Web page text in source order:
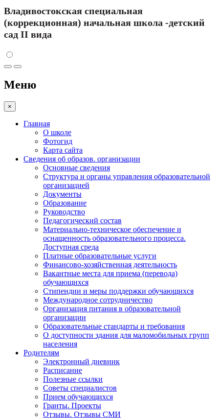
Владивостокская специальная
(коррекционная) начальная школа -детский
сад II вида
Меню
×
Главная
О школе
Фотогид
Карта сайта
Сведения об образов. организации
Основные сведения
Структура и органы управления образовательной
организацией
Документы
Образование
Руководство
Педагогический состав
Материально-техническое обеспечение и
оснащенность образовательного процесса.
Доступная среда
Платные образовательные услуги
Финансово-хозяйственная деятельность
Вакантные места для приема (перевода)
обучающихся
Стипендии и меры поддержки обучающихся
Международное сотрудничество
Организация питания в образовательной
организации
Образовательные стандарты и требования
О доступности здания для маломобильных групп
населения
Родителям
Электронный дневник
Расписание
Полезные ссылки
Советы специалистов
Прием обучающихся
Гранты. Проекты
Отзывы. Отзывы СМИ